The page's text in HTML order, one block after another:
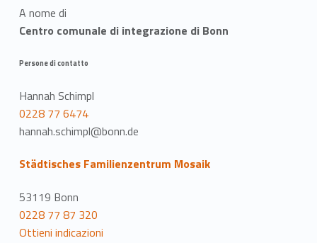
A nome di
Centro comunale di integrazione di Bonn
Persone di contatto
Hannah Schimpl
0228 77 6474
hannah.schimpl@bonn.de
Städtisches Familienzentrum Mosaik
53119 Bonn
0228 77 87 320
Ottieni indicazioni